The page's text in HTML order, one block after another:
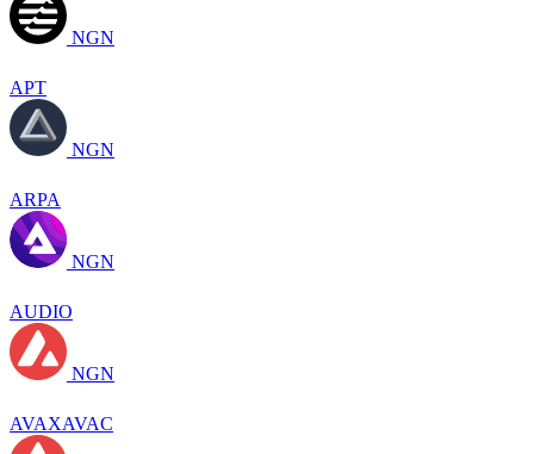
NGN
APT
NGN
ARPA
NGN
AUDIO
NGN
AVAXAVAC